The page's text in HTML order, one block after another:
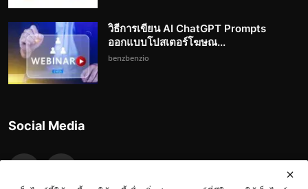
วิธีการเขียน AI ChatGPT Prompts
ออกแบบโปสเตอร์โฆษณ...
benzbenzio
Social Media